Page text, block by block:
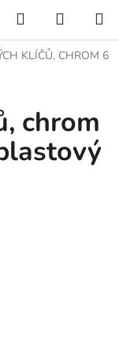
Hledat
KOŠÍK
KLÍČŮ, CHROM 6
chrom